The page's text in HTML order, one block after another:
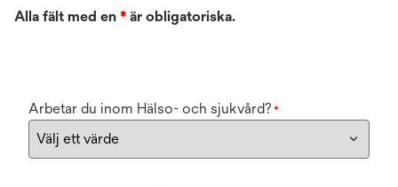
Alla fält med en * är obligatoriska.
Arbetar du inom Hälso- och sjukvård? *